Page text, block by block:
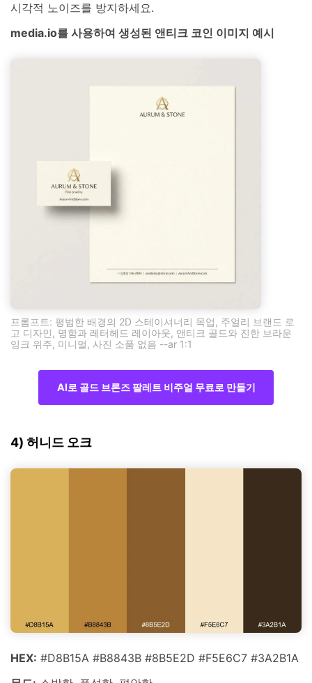
시각적 노이즈를 방지하세요.
media.io를 사용하여 생성된 앤티크 코인 이미지 예시
프롬프트: 평범한 배경의 2D 스테이셔너리 목업, 주얼리 브랜드 로
고 디자인, 명함과 레터헤드 레이아웃, 앤티크 골드와 진한 브라운
잉크 위주, 미니멀, 사진 소품 없음 --ar 1:1
AI로 골드 브론즈 팔레트 비주얼 무료로 만들기
4) 허니드 오크
HEX: #D8B15A #B8843B #8B5E2D #F5E6C7 #3A2B1A